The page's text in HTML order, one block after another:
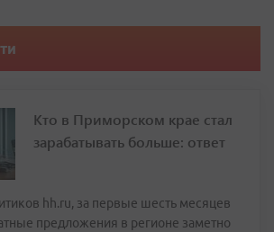
Кто в Приморском крае стал
зарабатывать больше: ответ
hh.ru, за первые шесть месяцев
предложения в регионе заметно